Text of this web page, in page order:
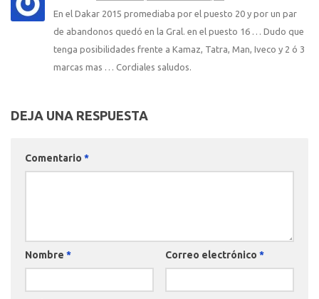
En el Dakar 2015 promediaba por el puesto 20 y por un par
de abandonos quedó en la Gral. en el puesto 16 … Dudo que
tenga posibilidades frente a Kamaz, Tatra, Man, Iveco y 2 ó 3
marcas mas … Cordiales saludos.
DEJA UNA RESPUESTA
Comentario *
Nombre * Correo electrónico *